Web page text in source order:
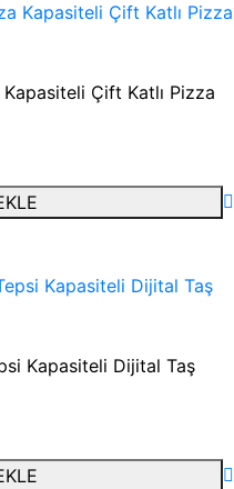
Çift Katlı Pizza
Kapasiteli Dijital Taş